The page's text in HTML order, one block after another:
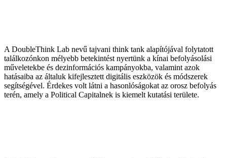
A DoubleThink Lab nevű tajvani think tank alapítójával folytatott
találkozónkon mélyebb betekintést nyertünk a kínai befolyásolási
műveletekbe és dezinformációs kampányokba, valamint azok
hatásaiba az általuk kifejlesztett digitális eszközök és módszerek
segítségével. Érdekes volt látni a hasonlóságokat az orosz befolyás
terén, amely a Political Capitalnek is kiemelt kutatási területe.